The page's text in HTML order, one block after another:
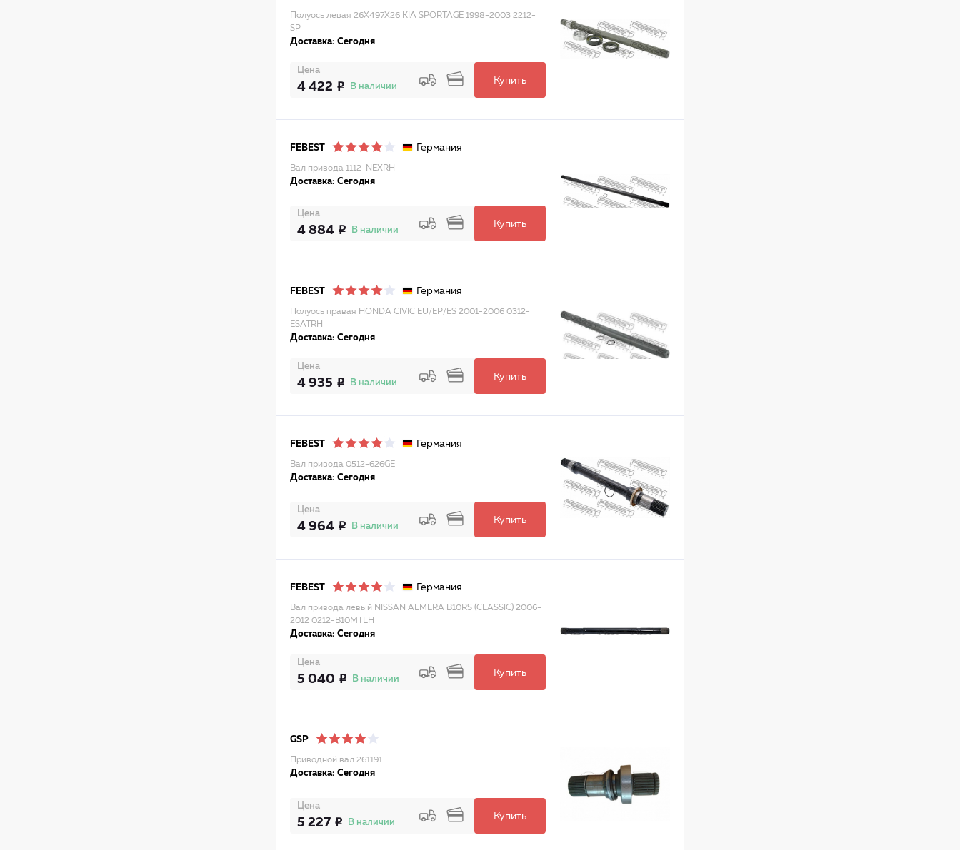
Полуось левая 26X497X26 KIA SPORTAGE 1998-2003 2212-
SP
Доставка: Сегодня
Цена
4 422 В наличии
Купить
FEBEST Германия
Вал привода 1112-NEXRH
Доставка: Сегодня
Цена
4 884 В наличии
Купить
FEBEST Германия
Полуось правая HONDA CIVIC EU/EP/ES 2001-2006 0312-
ESATRH
Доставка: Сегодня
Цена
4 935 В наличии
Купить
FEBEST Германия
Вал привода 0512-626GE
Доставка: Сегодня
Цена
4 964 В наличии
Купить
FEBEST Германия
Вал привода левый NISSAN ALMERA B10RS (CLASSIC) 2006-
2012 0212-B10MTLH
Доставка: Сегодня
Цена
5 040 В наличии
Купить
GSP
Приводной вал 261191
Доставка: Сегодня
Цена
5 227 В наличии
Купить